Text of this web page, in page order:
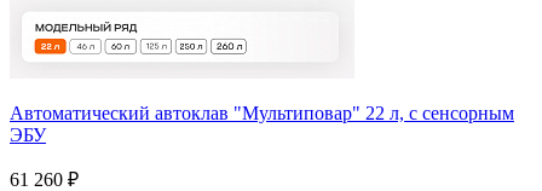
Автоматический автоклав "Мультиповар" 22 л, с сенсорным
ЭБУ
61 260 ₽